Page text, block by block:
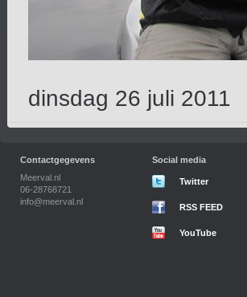
dinsdag 26 juli 2011
Contactgegevens
Meerval.nl
06-28768721
info@meerval.nl
Social media
Twitter
RSS FEED
YouTube